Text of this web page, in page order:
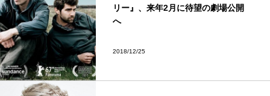
リー』、来年2月に待望の劇場公開
へ
2018/12/25